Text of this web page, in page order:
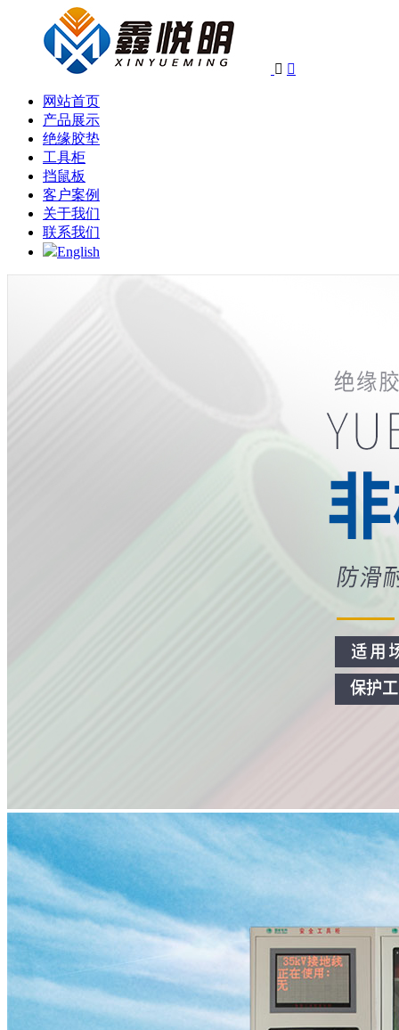
 
网站首页
产品展示
绝缘胶垫
工具柜
挡鼠板
客户案例
关于我们
联系我们
English